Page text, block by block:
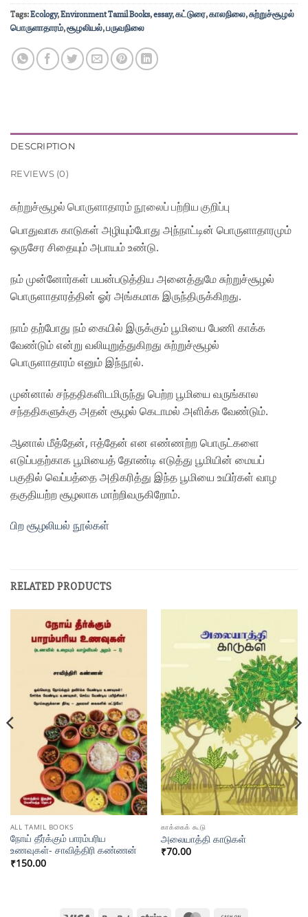
Tags:Ecology,Environment Tamil Books,essay,கட்டுரை,காலநிலை,சுற்றுச்சூழல்
பொருளாதாரம்,சூழலியல்,பருவநிலை
DESCRIPTION
REVIEWS (0)
சுற்றுச்சூழல் பொருளாதாரம் நூலைப் பற்றிய குறிப்பு
பொதுவாக காடுகள் அழியும்போது அந்நாட்டின் பொருளாதாரமும்
ஒருசேர சிதையும் அபாயம் உண்டு.
நம் முன்னோர்கள் பயன்படுத்திய அனைத்துமே சுற்றுச்சூழல்
பொருளாதாரத்தின் ஓர் அங்கமாக இருந்திருக்கிறது.
நாம் தற்போது நம் கையில் இருக்கும் பூமியை பேணி காக்க
வேண்டும் என்று வலியுறுத்துகிறது சுற்றுச்சூழல்
பொருளாதாரம்எனும் இந்நூல்.
முன்னால் சந்ததிகளிடமிருந்து பெற்ற பூமியை வருங்கால
சந்ததிகளுக்கு அதன் சூழல் கெடாமல் அளிக்க வேண்டும்.
ஆனால் மீத்தேன், ஈத்தேன் என எண்ணற்ற பொருட்களை
எடுப்பதற்காக பூமியைத் தோண்டி எடுத்து பூமியின் மையப்
பகுதில் வெப்பத்தை அதிகரித்து இந்த பூமியை உயிர்கள் வாழ
தகுதியற்ற சூழலாக மாற்றிவருகிறோம்.
பிற சூழலியல் நூல்கள்
RELATED PRODUCTS
ALL TAMIL BOOKS
நோய் தீர்க்கும் பாரம்பரிய
உணவுகள்- சாவித்திரி கண்ணன்
₹150.00
காக்கைக் கூடு
அலையாத்தி காடுகள்
₹70.00